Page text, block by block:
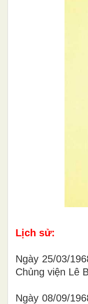
Lịch sử:
Ngày 25/03/
Chủng viện Lê
Ngày 08/09/